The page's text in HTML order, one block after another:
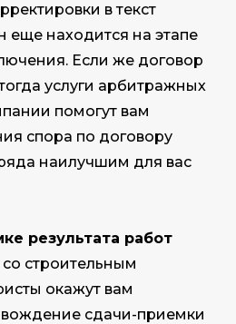
в текст
еще находится на этапе
Если же договор
услуги арбитражных
помогут вам
спора по договору
наилучшим для вас
результата работ
строительным
окажут вам
сдачи-приемки